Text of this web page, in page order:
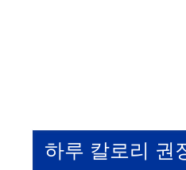
하루 칼로리 권